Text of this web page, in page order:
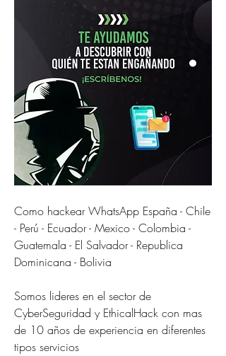
Como hackear WhatsApp España - Chile
- Perú - Ecuador - Mexico - Colombia -
Guatemala - El Salvador - Republica
Dominicana - Bolivia
Somos lideres en el sector de
CyberSeguridad y EthicalHack con mas
de 10 años de experiencia en diferentes
tipos servicios